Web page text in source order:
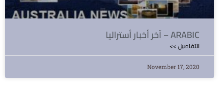
آخر أخبار أستراليا – ARABIC
<< التفاصيل
November 17, 2020